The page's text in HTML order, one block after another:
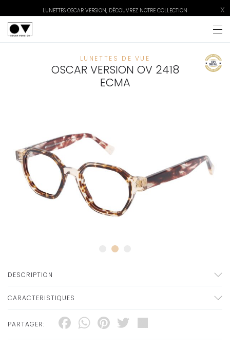
LUNETTES OSCAR VERSION, DÉCOUVREZ NOTRE COLLECTION X
LUNETTES DE VUE
OSCAR VERSION OV 2418
ECMA
DESCRIPTION
CARACTERISTIQUES
PARTAGER: Facebook
WhatsApp
Pinterest
Twitter